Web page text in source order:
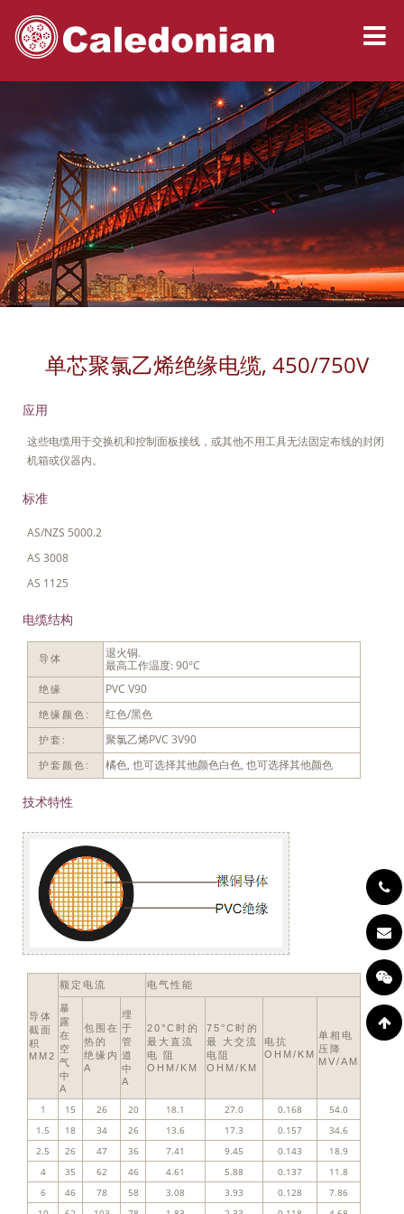
单芯聚氯乙烯绝缘电缆, 450/750V
应用
这些电缆用于交换机和控制面板接线，或其他不用工具无法固定布线的封闭
机箱或仪器内。
标准
AS/NZS 5000.2
AS 3008
AS 1125
电缆结构
导体
退火铜.
最高工作温度: 90°C
绝缘 PVC V90
绝缘颜色: 红色/黑色
护套: 聚氯乙烯PVC 3V90
护套颜色: 橘色, 也可选择其他颜色白色, 也可选择其他颜色
技术特性
导体
截面
积
MM2
额定电流 电气性能
暴
露
在
空
气
中
A
包围在
热的
绝缘内
A
埋
于
管
道
中
A
20°C时的
最大直流
电 阻
OHM/KM
75°C时的
最 大交流
电阻
OHM/KM
电抗
OHM/KM
单相电
压降
MV/AM
1 15 26 20 18.1 27.0 0.168
54.0
1.5
18 34 26 13.6 17.3 0.157
34.6
2.5
26 47 36 7.41 9.45 0.143
18.9
4
35 62 46 4.61 5.88 0.137
11.8
6
46 78 58 3.08 3.93 0.128
7.86